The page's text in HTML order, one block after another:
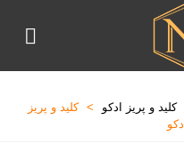
کلید و پریز ادکو > کلید و پریز